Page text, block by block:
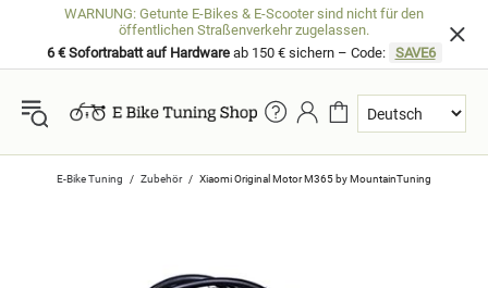
WARNUNG: Getunte E-Bikes & E-Scooter sind nicht für den
öffentlichen Straßenverkehr zugelassen.
6 € Sofortrabatt auf Hardwareab 150 € sichern – Code: SAVE6
E-Bike Tuning Zubehör Xiaomi Original Motor M365 by MountainTuning